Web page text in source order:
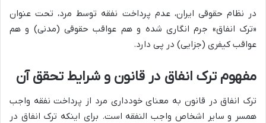
در نظام حقوقی ایران، عدم پرداخت نفقه توسط مرد، تحت عنوان
«ترک انفاق» جرم انگاری شده و هم عواقب حقوقی (مدنی) و هم
عواقب کیفری (جزایی) در پی دارد.
مفهوم ترک انفاق در قانون و شرایط تحقق آن
ترک انفاق در قانون به معنای خودداری مرد از پرداخت نفقه واجب
همسر و سایر اشخاص واجب النفقه است. برای اینکه ترک انفاق در